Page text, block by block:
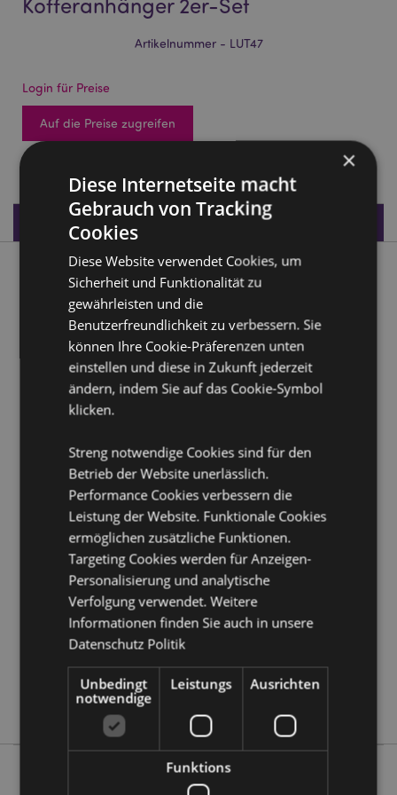
Artikelnummer - LUT47
Login für Preise
Auf die Preise zugreifen
1074 auf Lager
Produktdaten
Produktbeschreibung
Beans & Co. Katzen PVC-Kofferanhänger 2er-Set
Material: PVC
Anzahl2
Produkttressourcen:
erfahren?Dann lesen Sie unserenLeitfaden für
Kundeninformationen.
Produktattribute
Information
5055071508486
288
0.036000
Keine
Keine
Beans & Co Cats
×
Diese Internetseite macht
Gebrauch von Tracking
Cookies
Diese Website verwendet Cookies, um
Sicherheit und Funktionalität zu
gewährleisten und die
Benutzerfreundlichkeit zu verbessern. Sie
können Ihre Cookie-Präferenzen unten
einstellen und diese in Zukunft jederzeit
ändern, indem Sie auf das Cookie-Symbol
klicken.
Streng notwendige Cookies sind für den
Betrieb der Website unerlässlich.
Performance Cookies verbessern die
Leistung der Website. Funktionale Cookies
ermöglichen zusätzliche Funktionen.
Targeting Cookies werden für Anzeigen-
Personalisierung und analytische
Verfolgung verwendet. Weitere
Informationen finden Sie auch in unsere
Datenschutz Politik
Unbedingt
notwendige
Leistungs Ausrichten
Funktions